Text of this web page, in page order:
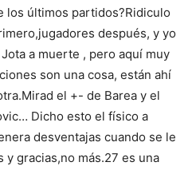
los últimos partidos?Ridiculo
después, y yo
a muerte , pero aquí muy
son una cosa, están ahí
el +- de Barea y el
Dicho esto el físico a
desventajas cuando se le
y gracias,no más.27 es una